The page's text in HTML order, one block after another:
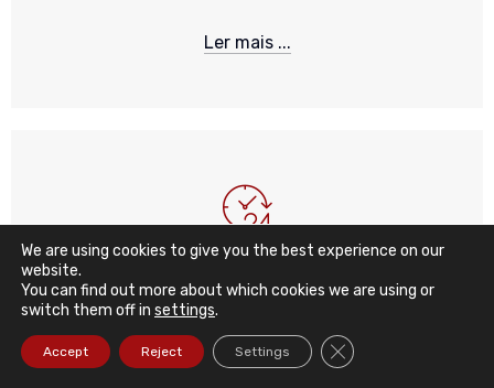
Ler mais ...
Monitorização e Alarmística 24 horas, 365 dias,
aliado de suporte local, remoto e telefónico
We are using cookies to give you the best experience on our
website.
You can find out more about which cookies we are using or
switch them off in settings.
Accept Reject Settings Close GDPR Cookie